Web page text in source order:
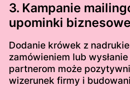
3. Kampanie
upominki biznesowe
Dodanie krówek z
zamówieniem lub
partnerom może
wizerunek firmy i